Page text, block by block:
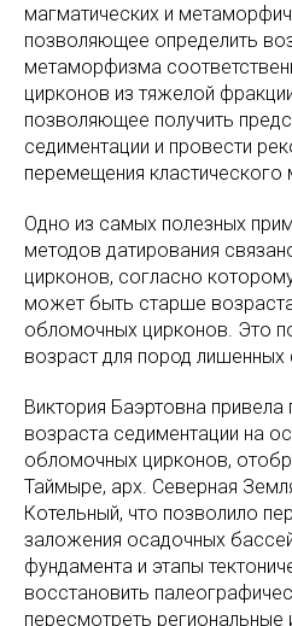
магматических и
позволяющее определить
метаморфизма
цирконов из тяжелой
позволяющее получить
седиментации и провести
перемещения кластического
Одно из самых полезных
методов датирования
цирконов, согласно
может быть старше
обломочных цирконов. Это
возраст для пород
Виктория Баэртовна
возраста седиментации на
обломочных цирконов,
Таймыре, арх. Северная
Котельный, что позволило
заложения осадочных
фундамента и этапы
восстановить
пересмотреть региональные